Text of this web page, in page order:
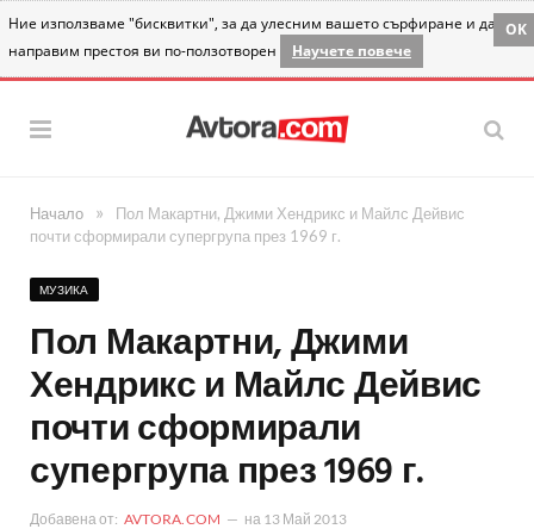
Ние използваме "бисквитки", за да улесним вашето сърфиране и да
направим престоя ви по-ползотворен
Научете повече
OK
Начало »
Пол Макартни, Джими Хендрикс и Майлс Дейвис
почти сформирали супергрупа през 1969 г.
МУЗИКА
Пол Макартни, Джими
Хендрикс и Майлс Дейвис
почти сформирали
супергрупа през 1969 г.
Добавена от: AVTORA.COM на 13 Май 2013